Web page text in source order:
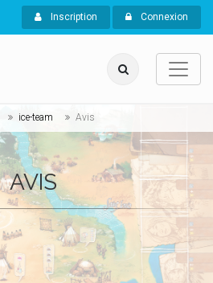
Inscription Connexion
ice-team Avis
AVIS